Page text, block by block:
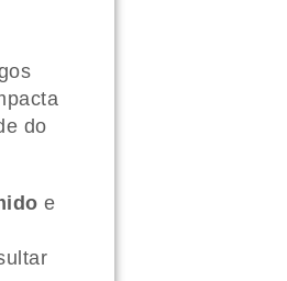
do
e